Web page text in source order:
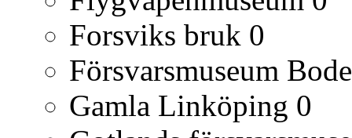
Forsviks bruk 0
Försvarsmuseum
Gamla Linköping 0